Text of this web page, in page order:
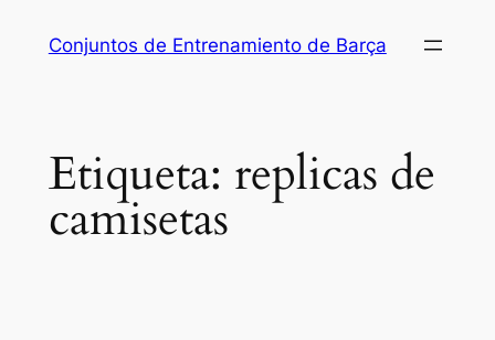
Conjuntos de Entrenamiento de Barça
Etiqueta: replicas de
camisetas